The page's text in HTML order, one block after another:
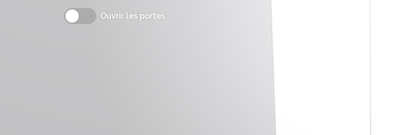
Créez votre projet de A à Z
Imaginez et concevez un meuble 100% unique.
Ouvrir les portes